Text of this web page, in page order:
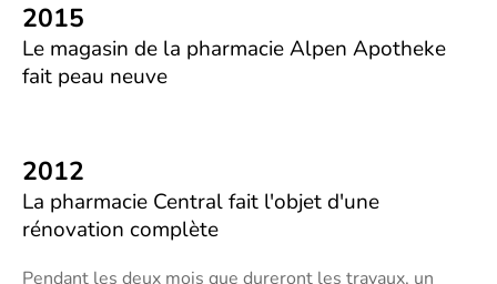
2015
Le magasin de la pharmacie Alpen Apotheke
fait peau neuve
2012
La pharmacie Central fait l'objet d'une
rénovation complète
Pendant les deux mois que dureront les travaux, un